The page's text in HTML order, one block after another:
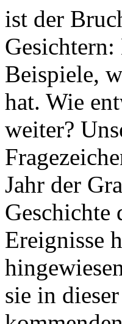
ist der
Beispiele,
hat. Wie
weiter?
Jahr der
Geschichte
Ereignisse
sie in